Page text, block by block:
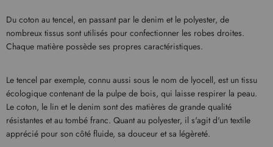
Du coton au tencel, en passant par le denim et le polyester, de
nombreux tissus sont utilisés pour confectionner les robes droites.
Chaque matière possède ses propres caractéristiques.
Le tencel par exemple, connu aussi sous le nom de lyocell, est un tissu
écologique contenant de la pulpe de bois, qui laisse respirer la peau.
Le coton, le lin et le denim sont des matières de grande qualité
résistantes et au tombé franc. Quant au polyester, il s'agit d'un textile
apprécié pour son côté fluide, sa douceur et sa légèreté.